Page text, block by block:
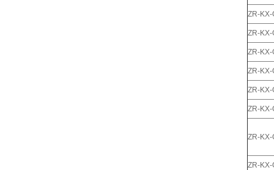
ZR-KX-
ZR-KX-
ZR-KX-
ZR-KX-
ZR-KX-
ZR-KX-
ZR-KX-
ZR-KX-